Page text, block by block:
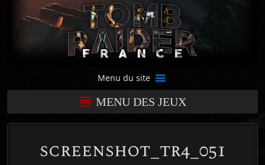
Menu du site
MENU DES JEUX
screenshot_tr4_051